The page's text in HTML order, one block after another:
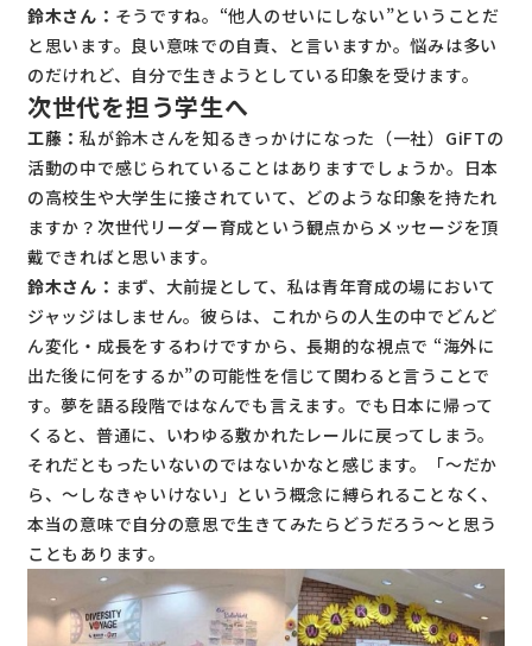
鈴木さん： そうですね。“他人のせいにしない”ということだ
と思います。良い意味での自責、と言いますか。悩みは多い
のだけれど、自分で生きようとしている印象を受けます。
次世代を担う学生へ
工藤：私が鈴木さんを知るきっかけになった（一社）GiFTの
活動の中で感じられていることはありますでしょうか。日本
の高校生や大学生に接されていて、どのような印象を持たれ
ますか？次世代リーダー育成という観点からメッセージを頂
戴できればと思います。
鈴木さん： まず、大前提として、私は青年育成の場において
ジャッジはしません。彼らは、これからの人生の中でどんど
ん変化・成長をするわけですから、長期的な視点で “海外に
出た後に何をするか”の可能性を信じて関わると言うことで
す。夢を語る段階ではなんでも言えます。でも日本に帰って
くると、普通に、いわゆる敷かれたレールに戻ってしまう。
それだともったいないのではないかなと感じます。「～だか
ら、～しなきゃいけない」という概念に縛られることなく、
本当の意味で自分の意思で生きてみたらどうだろう～と思う
こともあります。